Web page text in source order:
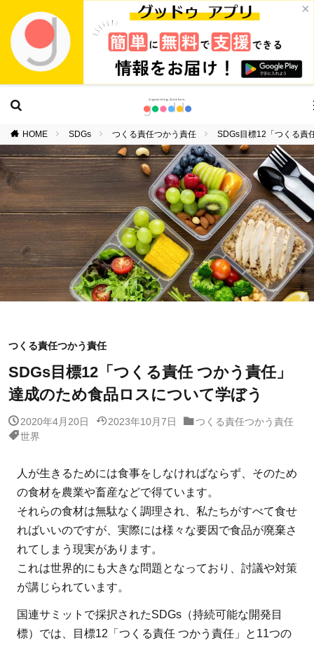
×
HOME SDGs つくる責任つかう責任 SDGs目標12「つくる責
つくる責任つかう責任
SDGs目標12「つくる責任 つかう責任」
達成のため食品ロスについて学ぼう
2020年4月20日 2023年10月7日
つくる責任つかう責任
世界
人が生きるためには食事をしなければならず、そのため
の食材を農業や畜産などで得ています。
それらの食材は無駄なく調理され、私たちがすべて食せ
ればいいのですが、実際には様々な要因で食品が廃棄さ
れてしまう現実があります。
これは世界的にも大きな問題となっており、討議や対策
が講じられています。
国連サミットで採択されたSDGs（持続可能な開発目
標）では、目標12「つくる責任 つかう責任」と11つの